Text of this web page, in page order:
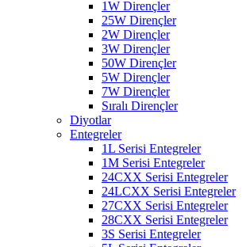
1W Dirençler
25W Dirençler
2W Dirençler
3W Dirençler
50W Dirençler
5W Dirençler
7W Dirençler
Sıralı Dirençler
Diyotlar
Entegreler
1L Serisi Entegreler
1M Serisi Entegreler
24CXX Serisi Entegreler
24LCXX Serisi Entegreler
27CXX Serisi Entegreler
28CXX Serisi Entegreler
3S Serisi Entegreler